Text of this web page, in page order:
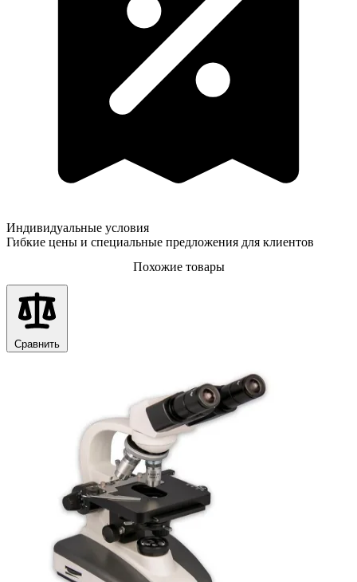
Индивидуальные условия
Гибкие цены и специальные предложения для клиентов
Похожие товары
Сравнить